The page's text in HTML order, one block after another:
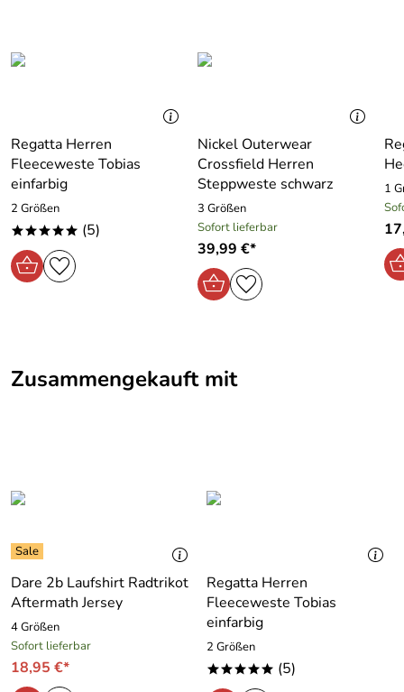
Regatta Herren
Fleeceweste Tobias
einfarbig
2 Größen
***** (5)
Nickel Outerwear
Crossfield Herren
Steppweste schwarz
3 Größen
Sofort lieferbar
39,99 €*
1
Zusammengekauft mit
Dare 2b Laufshirt Radtrikot
Aftermath Jersey
4 Größen
Sofort lieferbar
18,95 €*
Regatta Herren
Fleeceweste Tobias
einfarbig
2 Größen
***** (5)